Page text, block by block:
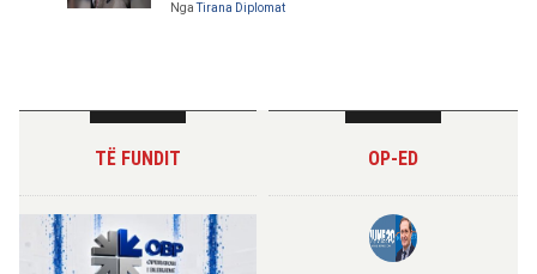
NgaTirana Diplomat
TË FUNDIT OP-ED